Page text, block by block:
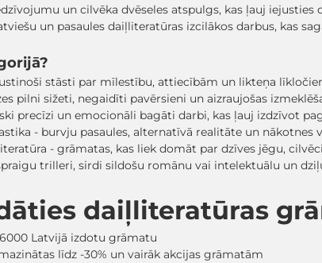
un cilvēka dvēseles atspulgs, kas ļauj
un pasaules daiļliteratūras izcilākos darbus, kas
stāsti par mīlestību, attiecībām un likteņa
pilni sižeti, negaidīti pavērsieni un aizraujošas
precīzi un emocionāli bagāti darbi, kas ļauj izdzīvot
- burvju pasaules, alternatīvā realitāte un nākotnes
- grāmatas, kas liek domāt par dzīves jēgu,
trilleri, sirdi sildošu romānu vai intelektuālu un
daiļliteratūras
Latvijā izdotu grāmatu
līdz -30% un vairāk akcijas grāmatām